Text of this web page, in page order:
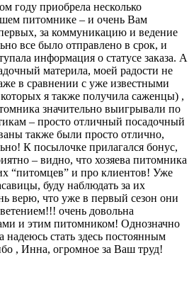
году приобрела несколько
питомнике – и очень Вам
за коммуникацию и ведение
все было отправлено в срок, и
информация о статусе заказа. А
материла, моей радости не
в сравнении с уже известными
я также получила саженцы) ,
значительно выигрывали по
– просто отличный посадочный
также были просто отлично,
К посылочке прилагался бонус,
– видно, что хозяева питомника
“питомцев” и про клиентов! Уже
буду наблюдать за их
верю, что уже в первый сезон они
очень довольна
и этим питомником! Однозначно
надеюсь стать здесь постоянным
, Инна, огромное за Ваш труд!